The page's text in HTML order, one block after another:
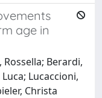
age in
Berardi,
Lucaccioni,
Christa